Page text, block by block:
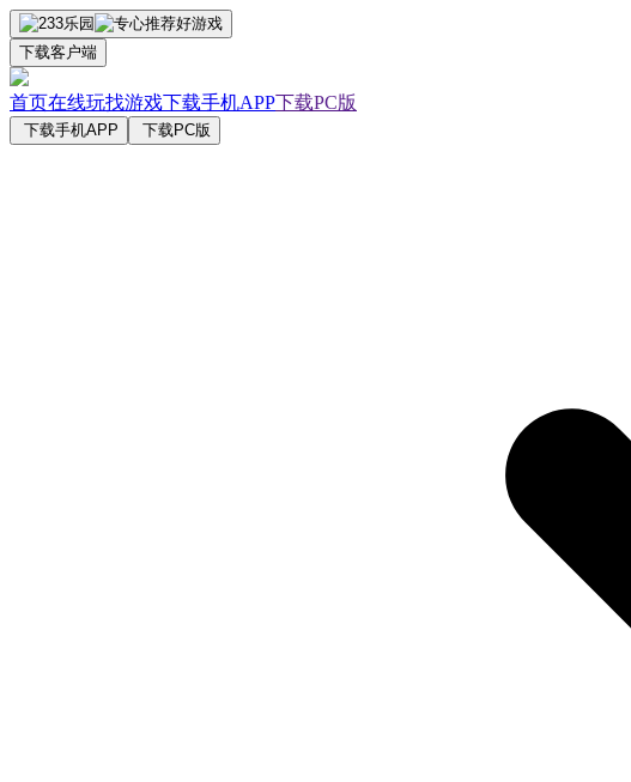
下载客户端
首页在线玩找游戏下载手机APP下载PC版
下载手机APP 下载PC版